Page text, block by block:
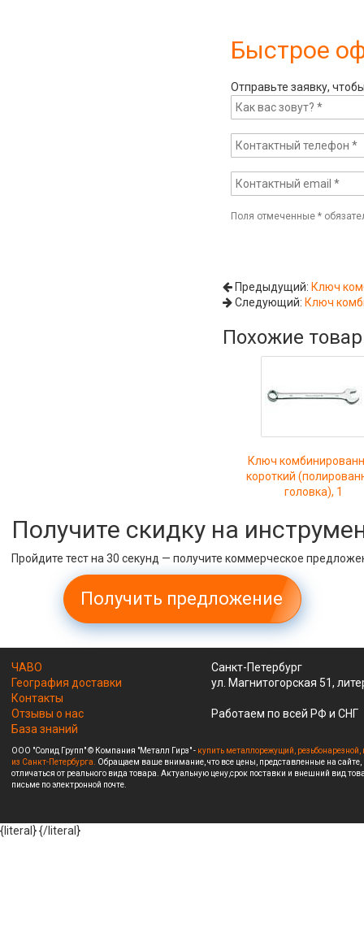
Быстрое
Отправьте заявку,
Поля отмеченные*
Предыдущий: Ключ
Следующий: Ключ
Похожие
Ключ
короткий
головка), 1
Получите скидку на
Пройдите тест на 30 секунд — получите коммерческое
Получить предложение
ЧАВО
География доставки
Контакты
Отзывы о нас
База знаний
Санкт-Петербург
ул. Магнитогорская 51,
Работаем по всей РФ и СНГ
ООО "Солид Групп" © Компания "Металл Гирз" - купить металлорежущий,
из Санкт-Петербурга. Обращаем ваше внимание, что все цены, представленные на
отличаться от реального вида товара. Актуальную цену,срок поставки и внешний вид
письме по электронной почте.
{literal}{/literal}